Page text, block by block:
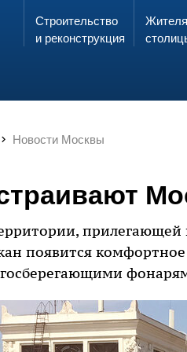
Строительство
и реконструкция
Новости Москвы
появится